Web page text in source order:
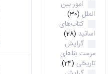
امور بین
الملل (30)
کتاب‌های
اساتید (28)
گرایش
مرمت بناهای
تاریخی (24)